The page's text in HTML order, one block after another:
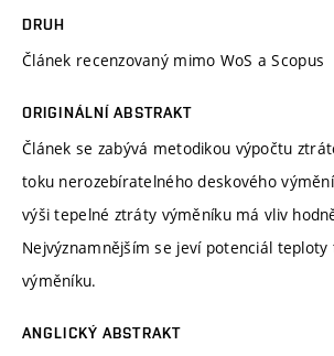
DRUH
Článek recenzovaný mimo WoS a Scopus
ORIGINÁLNÍ ABSTRAKT
Článek se zabývá metodikou výpočtu
toku nerozebíratelného deskového
výši tepelné ztráty výměníku má vliv
Nejvýznamnějším se jeví potenciál
výměníku.
ANGLICKÝ ABSTRAKT